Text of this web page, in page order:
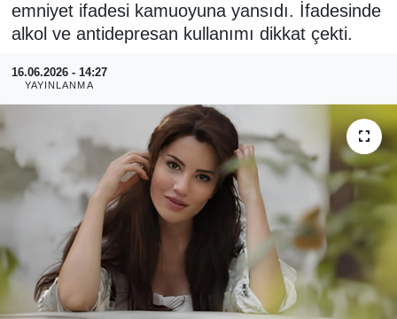
emniyet ifadesi kamuoyuna yansıdı. İfadesinde
alkol ve antidepresan kullanımı dikkat çekti.
16.06.2026 - 14:27
YAYINLANMA
ASAYİŞ
RESMİ REKLAM
Haber Arşivi